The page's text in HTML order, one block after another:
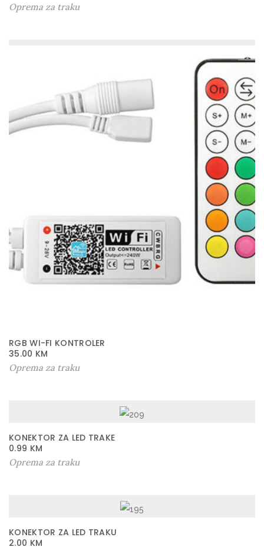
Oprema za traku
RGB WI-FI KONTROLER
35.00 KM
Oprema za traku
KONEKTOR ZA LED TRAKE
0.99 KM
Oprema za traku
KONEKTOR ZA LED TRAKU
2.00 KM